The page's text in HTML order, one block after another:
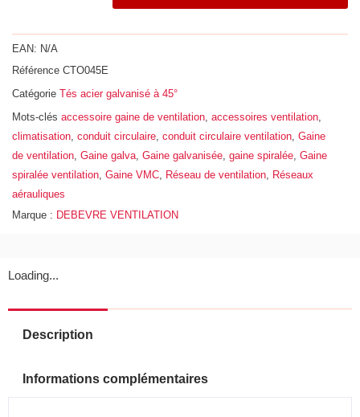
à
acier
galvanisé
Z275,
Ø
450
-
200
EAN: N/A
Référence CTO045E
Catégorie Tés acier galvanisé à 45°
Mots-clés accessoire gaine de ventilation accessoires ventilation
climatisation conduit circulaire conduit circulaire ventilation Gaine
de ventilation Gaine galva Gaine galvanisée gaine spiralée Gaine
spiralée ventilation Gaine VMC Réseau de ventilation Réseaux
aérauliques
Marque : DEBEVRE VENTILATION
Loading...
Description
Informations complémentaires